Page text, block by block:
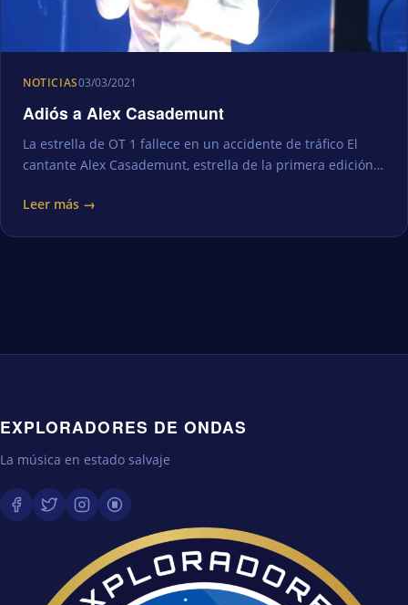
NOTICIAS03/03/2021
Adiós a Alex Casademunt
La estrella de OT 1 fallece en un accidente de tráfico El
cantante Alex Casademunt, estrella de la primera edición…
Leer más →
EXPLORADORES DE ONDAS
La música en estado salvaje